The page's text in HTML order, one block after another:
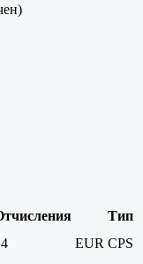
Тип
EUR CPS